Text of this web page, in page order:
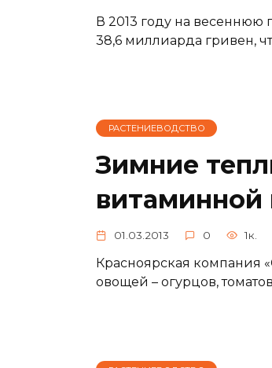
В 2013 году на весеннюю
38,6 миллиарда гривен,
РАСТЕНИЕВОДСТВО
Зимние
01.03.2013 0 1к.
Красноярская компания
овощей – огурцов,